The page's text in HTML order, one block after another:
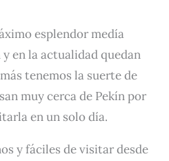
esplendor medía
en la actualidad quedan
tenemos la suerte de
muy cerca de Pekín por
en un solo día.
y fáciles de visitar desde